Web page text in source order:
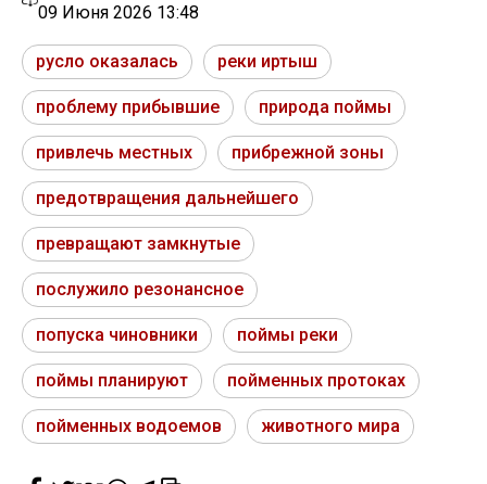
09 Июня 2026 13:48
русло оказалась реки иртыш
проблему прибывшие природа поймы
привлечь местных прибрежной зоны
предотвращения дальнейшего
превращают замкнутые
послужило резонансное
попуска чиновники поймы реки
поймы планируют пойменных протоках
пойменных водоемов животного мира